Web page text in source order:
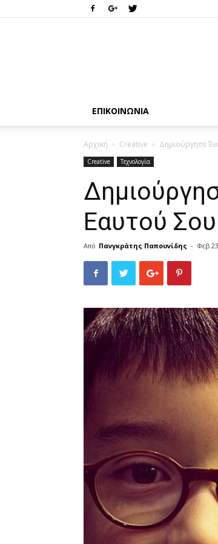
ΕΠΙΚΟΙΝΩΝΊΑ
Αρχική Creative Δημιούργησε
Creative Τεχνολογία
Εαυτού Σου
Από Πανγκράτης Παπουνίδης - Φεβ